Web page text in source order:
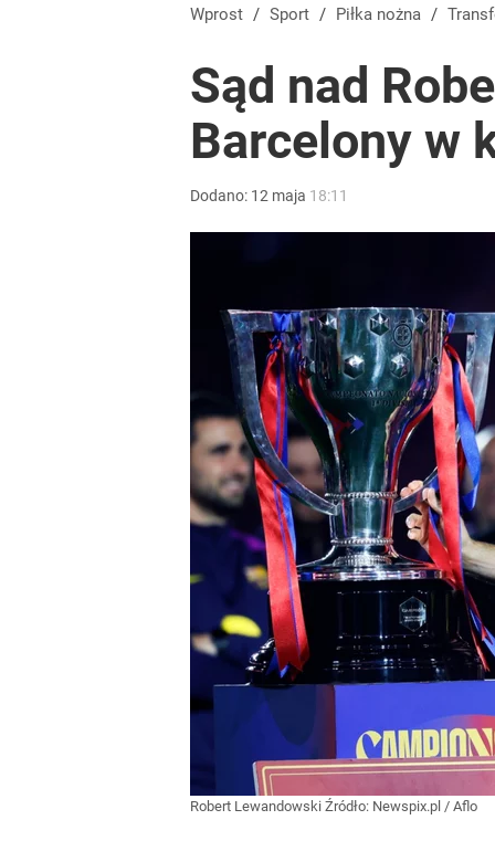
Wprost / Sport / Piłka nożna /
Sąd nad
Barcelony w
Dodano: 12 maja 18:11
Robert Lewandowski Źródło: Newspix.pl / Aflo